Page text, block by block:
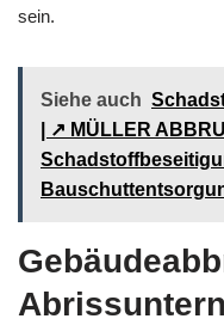
sein.
Siehe auch
| ↗️ MÜLLER